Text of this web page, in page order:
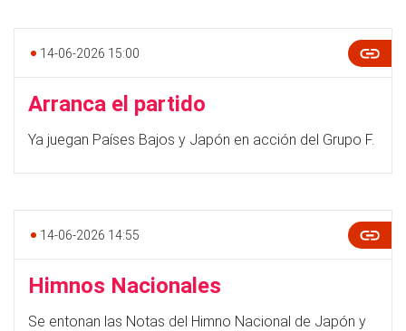
14-06-2026 15:00
Arranca el partido
Ya juegan Países Bajos y Japón en acción del Grupo F.
14-06-2026 14:55
Himnos Nacionales
Se entonan las Notas del Himno Nacional de Japón y